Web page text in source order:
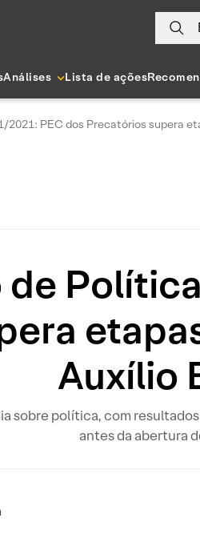
Análises Lista de ações
2021: PEC dos Precatórios supera
de
Auxílio
sobre política, com
antes da abertura